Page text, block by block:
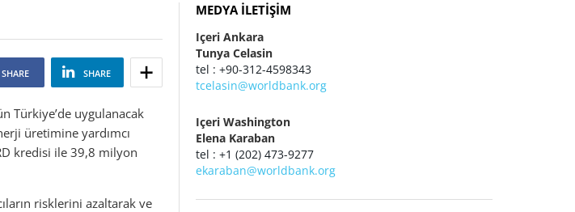
SHARE SHARE
Türkiye’de uygulanacak
üretimine yardımcı
kredisi ile 39,8 milyon
risklerini azaltarak ve
MEDYA İLETIŞIM
Içeri Ankara
Tunya Celasin
tel : +90-312-4598343
tcelasin@worldbank.org
Içeri Washington
Elena Karaban
tel : +1 (202) 473-9277
ekaraban@worldbank.org